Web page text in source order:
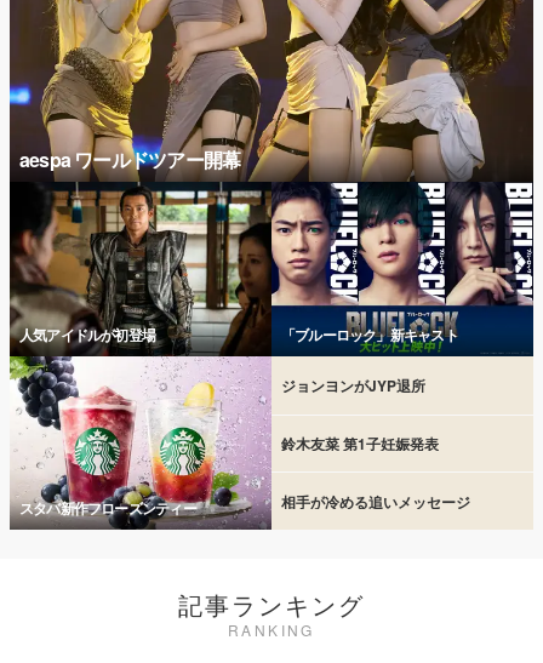
aespa ワールドツアー開幕
人気アイドルが初登場 「ブルーロック」新キャスト
スタバ新作フローズンティー
ジョンヨンがJYP退所
鈴木友菜 第1子妊娠発表
相手が冷める追いメッセージ
記事ランキング
RANKING